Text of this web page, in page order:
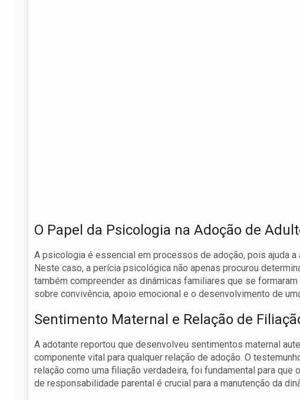
O Papel da Psicologia na Adoção de
A psicologia é essencial em processos de adoção, pois ajuda
Neste caso, a perícia psicológica não apenas procurou
também compreender as dinâmicas familiares que se
sobre convivência, apoio emocional e o desenvolvimento de
Sentimento Maternal e Relação de
A adotante reportou que desenvolveu sentimentos maternal
componente vital para qualquer relação de adoção. O
relação como uma filiação verdadeira, foi fundamental para
de responsabilidade parental é crucial para a manutenção da